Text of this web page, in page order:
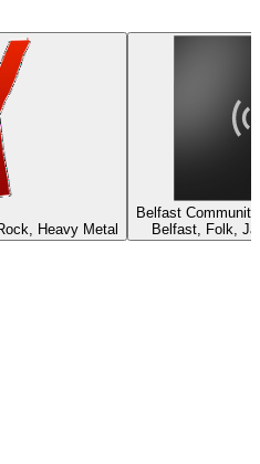
Heavy Metal
Belfast
Belfast, Folk,